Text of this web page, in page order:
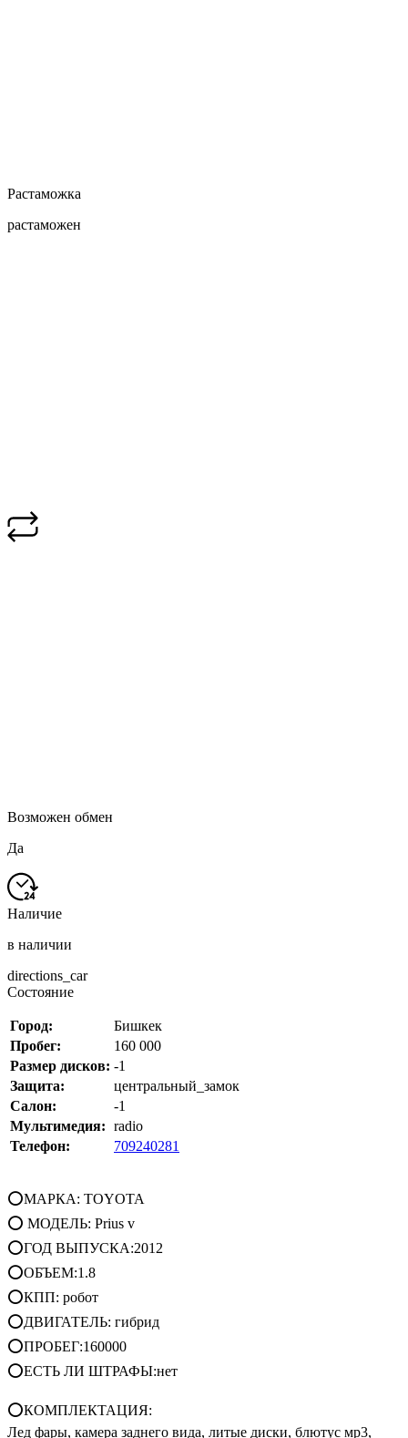
Растаможка
растаможен
Возможен обмен
Да
Наличие
в наличии
directions_car
Состояние
Город:
Бишкек
Пробег:
160 000
Размер дисков: -1
Защита:
центральный_замок
Салон:
-1
Мультимедия: radio
Телефон:
709240281
⭕МАРКА: TOYOTA
⭕ МОДЕЛЬ: Prius v
⭕ГОД ВЫПУСКА:2012
⭕ОБЪЕМ:1.8
⭕КПП: робот
⭕ДВИГАТЕЛЬ: гибрид
⭕ПРОБЕГ:160000
⭕ЕСТЬ ЛИ ШТРАФЫ:нет
⭕КОМПЛЕКТАЦИЯ:
Лед фары, камера заднего вида, литые диски, блютус мр3,